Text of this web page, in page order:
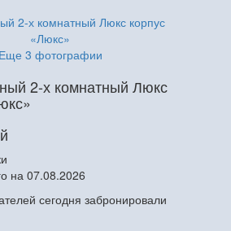
Еще 3 фотографии
2-х комнатный Люкс
на 07.08.2026
сегодня забронировали